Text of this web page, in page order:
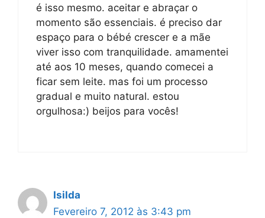
é isso mesmo. aceitar e abraçar o
momento são essenciais. é preciso dar
espaço para o bébé crescer e a mãe
viver isso com tranquilidade. amamentei
até aos 10 meses, quando comecei a
ficar sem leite. mas foi um processo
gradual e muito natural. estou
orgulhosa:) beijos para vocês!
Isilda
Fevereiro 7, 2012 às 3:43 pm